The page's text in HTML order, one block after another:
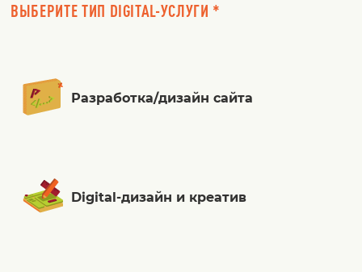
ВЫБЕРИТЕ ТИП DIGITAL-УСЛУГИ *
Разработка/дизайн сайта
Digital-дизайн и креатив